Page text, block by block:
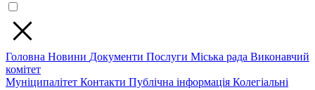
Головна Новини Документи Послуги Міська рада Виконавчий
комітет
Муніципалітет Контакти Публічна інформація Колегіальні